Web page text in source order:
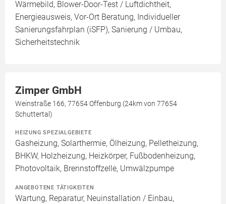
Wärmebild, Blower-Door-Test / Luftdichtheit,
Energieausweis, Vor-Ort Beratung, Individueller
Sanierungsfahrplan (iSFP), Sanierung / Umbau,
Sicherheitstechnik
Zimper GmbH
Weinstraße 166, 77654 Offenburg (24km von 77654
Schuttertal)
HEIZUNG SPEZIALGEBIETE
Gasheizung, Solarthermie, Ölheizung, Pelletheizung,
BHKW, Holzheizung, Heizkörper, Fußbodenheizung,
Photovoltaik, Brennstoffzelle, Umwälzpumpe
ANGEBOTENE TÄTIGKEITEN
Wartung, Reparatur, Neuinstallation / Einbau,